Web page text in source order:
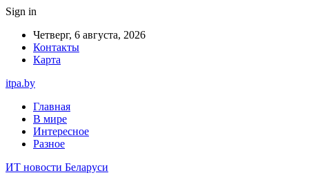
Sign in
Четверг, 6 августа, 2026
Контакты
Карта
itpa.by
Главная
В мире
Интересное
Разное
ИТ новости Беларуси